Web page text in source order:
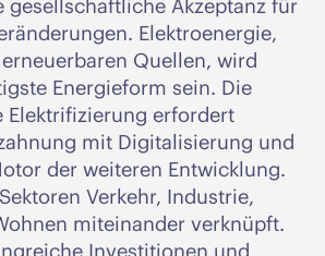
gesellschaftliche Akzeptanz für
Elektroenergie,
Quellen, wird
Energieform sein. Die
Elektrifizierung erfordert
mit Digitalisierung und
der weiteren Entwicklung.
Verkehr, Industrie,
miteinander verknüpft.